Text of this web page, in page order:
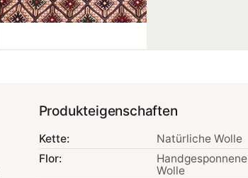
Produkteigenschaften
Kette:
Natürliche Wolle
Flor:
Handgesponnene
Wolle